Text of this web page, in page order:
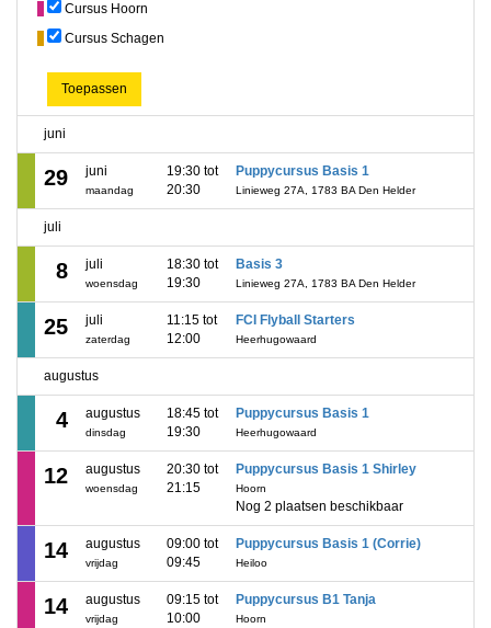
Cursus Hoorn
Cursus Schagen
Toepassen
juni
29 juni
maandag
19:30 tot
20:30
Puppycursus Basis 1
Linieweg 27A, 1783 BA Den Helder
juli
8 juli
woensdag
18:30 tot
19:30
Basis 3
Linieweg 27A, 1783 BA Den Helder
25 juli
zaterdag
11:15 tot
12:00
FCI Flyball Starters
Heerhugowaard
augustus
4 augustus
dinsdag
18:45 tot
19:30
Puppycursus Basis 1
Heerhugowaard
12 augustus
woensdag
20:30 tot
21:15
Puppycursus Basis 1 Shirley
Hoorn
Nog 2 plaatsen beschikbaar
14 augustus
vrijdag
09:00 tot
09:45
Puppycursus Basis 1 (Corrie)
Heiloo
14 augustus
vrijdag
09:15 tot
10:00
Puppycursus B1 Tanja
Hoorn